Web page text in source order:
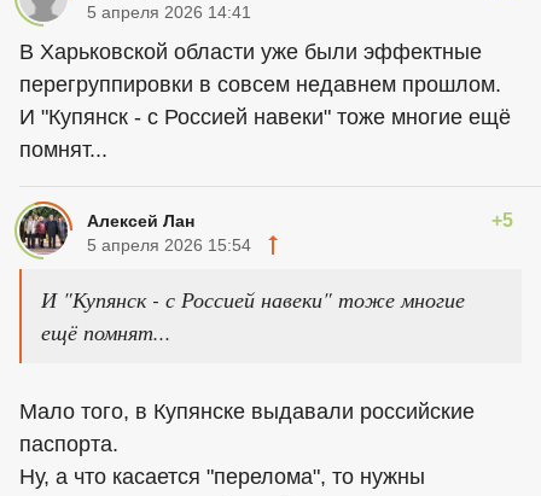
5 апреля 2026 14:41
В Харьковской области уже были эффектные
перегруппировки в совсем недавнем прошлом.
И "Купянск - с Россией навеки" тоже многие ещё
помнят...
Алексей Лан +5
5 апреля 2026 15:54
И "Купянск - с Россией навеки" тоже многие
ещё помнят...
Мало того, в Купянске выдавали российские
паспорта.
Ну, а что касается "перелома", то нужны